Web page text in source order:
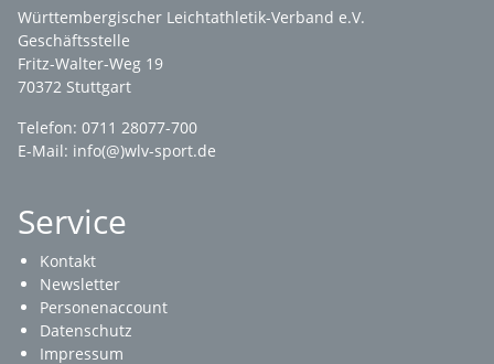
Württembergischer Leichtathletik-Verband e.V.
Geschäftsstelle
Fritz-Walter-Weg 19
70372 Stuttgart
Telefon: 0711 28077-700
E-Mail: info(@)wlv-sport.de
Service
Kontakt
Newsletter
Personenaccount
Datenschutz
Impressum